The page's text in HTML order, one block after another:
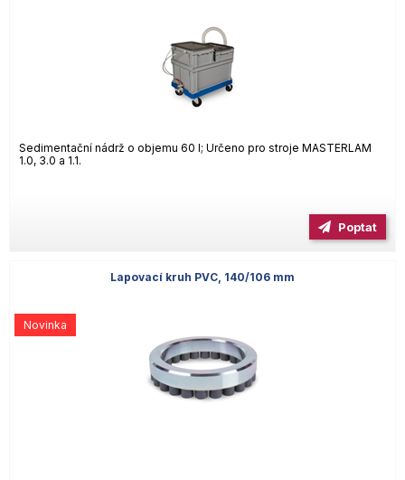
Sedimentační nádrž o objemu 60 l; Určeno pro stroje MASTERLAM
1.0, 3.0 a 1.1.
Poptat
Lapovací kruh PVC, 140/106 mm
Novinka